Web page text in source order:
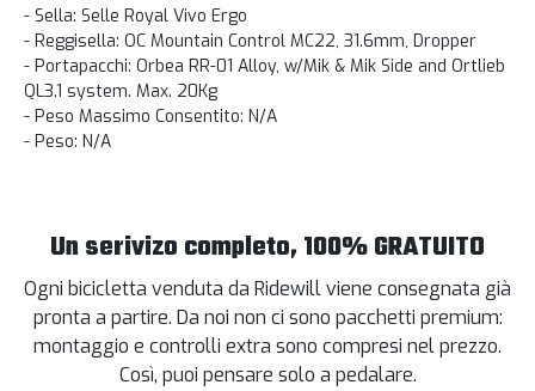
- Sella: Selle Royal Vivo Ergo
- Reggisella: OC Mountain Control MC22, 31.6mm, Dropper
- Portapacchi: Orbea RR-01 Alloy, w/Mik & Mik Side and Ortlieb
QL3.1 system. Max. 20Kg
- Peso Massimo Consentito: N/A
- Peso: N/A
Un serivizo completo, 100% GRATUITO
Ogni bicicletta venduta da Ridewill viene consegnata già
pronta a partire. Da noi non ci sono pacchetti premium:
montaggio e controlli extra sono compresi nel prezzo.
Così, puoi pensare solo a pedalare.